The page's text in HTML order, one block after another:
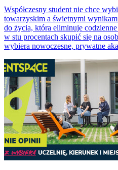
Współczesny student nie chce
towarzyskim a świetnymi
do życia, która eliminuje
w stu procentach skupić się na
wybiera nowoczesne, prywatne